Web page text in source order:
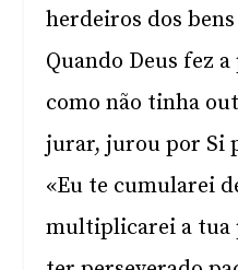
herdeiros dos
Quando Deus fez
como não tinha
jurar, jurou por Si
«Eu te cumularei
multiplicarei a tua